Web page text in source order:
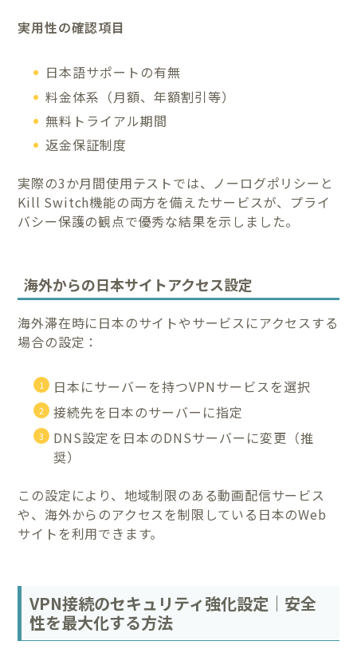
実用性の確認項目
日本語サポートの有無
料金体系（月額、年額割引等）
無料トライアル期間
返金保証制度
実際の3か月間使用テストでは、ノーログポリシーと
Kill Switch機能の両方を備えたサービスが、プライ
バシー保護の観点で優秀な結果を示しました。
海外からの日本サイトアクセス設定
海外滞在時に日本のサイトやサービスにアクセスする
場合の設定：
日本にサーバーを持つVPNサービスを選択
接続先を日本のサーバーに指定
DNS設定を日本のDNSサーバーに変更（推
奨）
この設定により、地域制限のある動画配信サービス
や、海外からのアクセスを制限している日本のWeb
サイトを利用できます。
VPN接続のセキュリティ強化設定｜安全
性を最大化する方法